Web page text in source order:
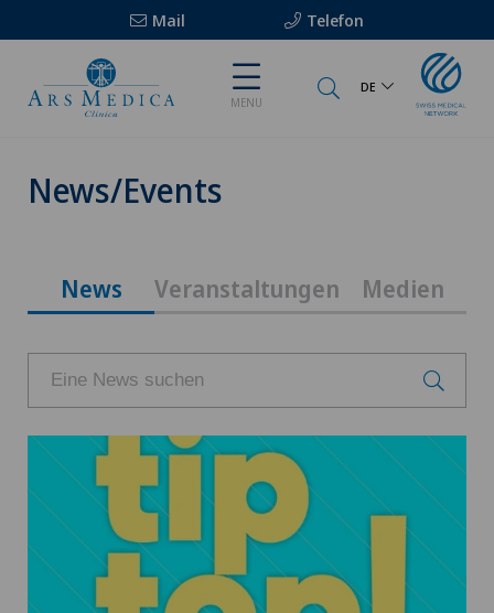
Mail Telefon
MENU
DE
News/Events
News Veranstaltungen Medien